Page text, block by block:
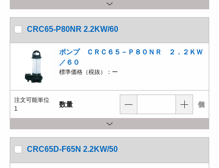
CRC65-P80NR 2.2KW/60
ポンプ ＣＲＣ６５－Ｐ８０ＮＲ ２．２ＫＷ
／６０
標準価格（税抜）： ー
注文可能単位
1
数量 個
CRC65D-F65N 2.2KW/50